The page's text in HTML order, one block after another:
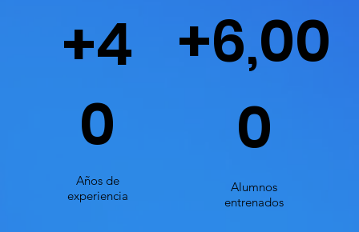
+4
0
Años de
experiencia
+6,00
0
Alumnos
entrenados